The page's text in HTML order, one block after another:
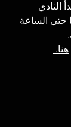
النادي
9:00 صباحًا حتى الساعة
هنا.